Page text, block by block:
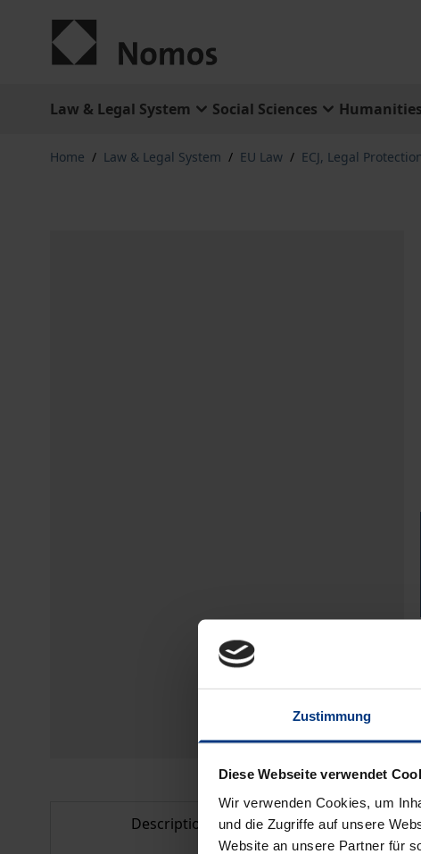
Zustimmung
Diese Webseite verwendet
Wir verwenden Cookies, um
und die Zugriffe auf unsere
Website an unsere Partner für
Law & Legal System Social Sciences Humanities
Home / Law & Legal System / EU Law / ECJ, Legal
Description